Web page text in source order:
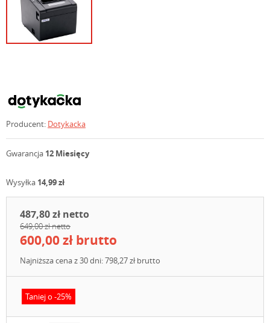
Producent: Dotykacka
Gwarancja 12 Miesięcy
Wysyłka 14,99 zł
487,80 zł netto
649,00 zł netto
600,00 zł brutto
Najniższa cena z 30 dni: 798,27 zł brutto
Taniej o -25%